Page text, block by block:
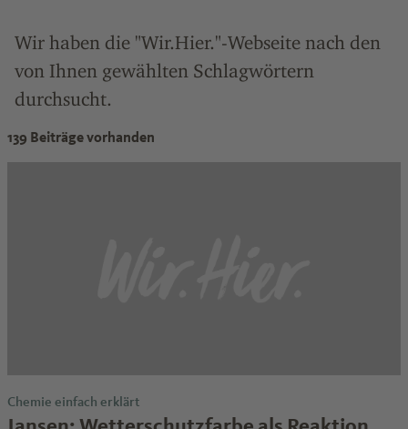
Wir haben die "Wir.Hier."-Webseite nach den
von Ihnen gewählten Schlagwörtern
durchsucht.
139 Beiträge vorhanden
Chemie einfach erklärt